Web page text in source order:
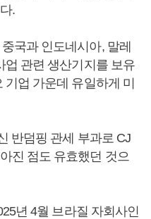
.
국과 인도네시아, 말레
업 관련 생산기지를 보유
업 가운데 유일하게 미
반덤핑 관세 부과로 CJ
진 점도 유효했던 것으
년 4월 브라질 자회사인